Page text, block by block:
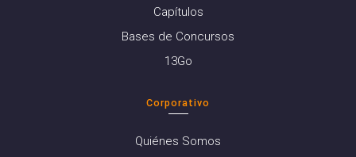
Capítulos
Bases de Concursos
13Go
Corporativo
Quiénes Somos